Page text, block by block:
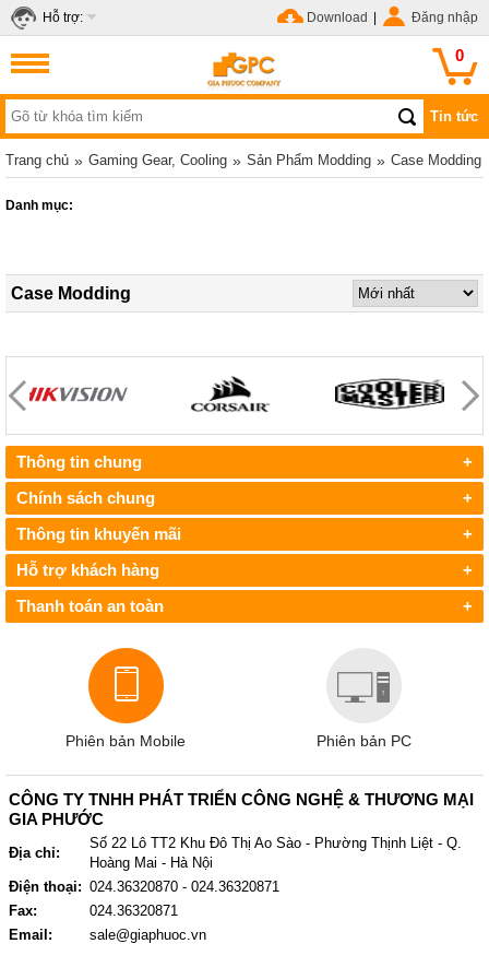
Hỗ trợ: Download Đăng nhập
0
Tin tức
Trang chủ » Gaming Gear, Cooling » Sản Phẩm Modding » Case Modding
Danh mục:
Case Modding
Thông tin chung
+
Chính sách chung
+
Thông tin khuyến mãi
+
Hỗ trợ khách hàng
+
Thanh toán an toàn
+
Phiên bản Mobile Phiên bản PC
CÔNG TY TNHH PHÁT TRIỂN CÔNG NGHỆ & THƯƠNG MẠI
GIA PHƯỚC
Địa chỉ:
Số 22 Lô TT2 Khu Đô Thị Ao Sào - Phường Thịnh Liệt - Q.
Hoàng Mai - Hà Nội
Điện thoại: 024.36320870 - 024.36320871
Fax:
024.36320871
Email:
sale@giaphuoc.vn